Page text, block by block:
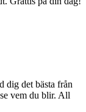
dig det bästa från
vem du blir. All